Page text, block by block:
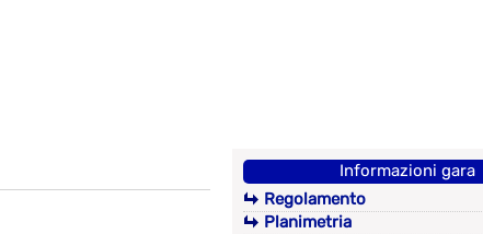
Informazioni gara
Regolamento
Planimetria